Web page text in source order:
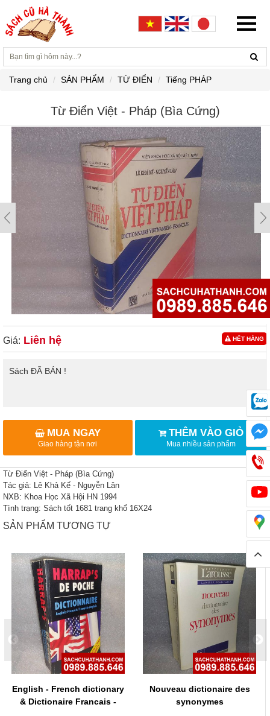
Trang chủ SẢN PHẨM TỪ ĐIỂN Tiếng PHÁP
Từ Điển Việt - Pháp (Bìa Cứng)
HẾT HÀNG
Giá: Liên hệ
Sách ĐÃ BÁN !
MUA NGAY
Giao hàng tận nơi
THÊM VÀO GIỎ
Mua nhiều sản phẩm
Từ Điển Việt - Pháp (Bìa Cứng)
Tác giả: Lê Khả Kế - Nguyễn Lân
NXB: Khoa Học Xã Hội HN 1994
Tình trạng: Sách tốt 1681 trang khổ 16X24
SẢN PHẨM TƯƠNG TỰ
English - French dictionary
& Dictionaire Francais -
Nouveau dictionaire des
synonymes